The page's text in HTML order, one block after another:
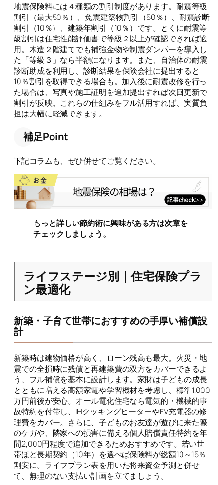
地震保険料には４種類の割引制度があります。耐震等級
割引（最大50％）、免震建築物割引（50％）、耐震診断
割引（10％）、建築年割引（10％）です。とくに耐震等
級割引は住宅性能評価書で等級２以上が確認できれば適
用。木造２階建てでも補強金物や制震ダンパーを導入し
た「等級３」なら半額になります。また、自治体の耐震
診断助成を利用し、診断結果を保険会社に提出すると
10％割引を取得できる場合も。加入後に耐震改修を行っ
た場合は、写真や施工証明を追加提出すれば次回更新で
割引が反映。これらの仕組みをフル活用すれば、実質負
担は大幅に軽減できます。
補足Point
下記コラムも、ぜひ併せてご覧ください。
もっと詳しい節約術に興味がある方は次章を
チェックしましょう。
ライフステージ別｜住宅保険プラ
ン最適化
新築・子育て世帯におすすめの手厚い補償設
計
新築時は建物価格が高く、ローン残高も最大。火災・地
震での全損時に残債と再建築費の双方をカバーできるよ
う、フル補償を基本に設計します。家財は子どもの成長
とともに増える高額家電や学習機材を考慮し、標準1,000
万円前後が安心。オール電化住宅なら電気的・機械的事
故特約を付帯し、IHクッキングヒーターやEV充電器の修
理費をカバー。さらに、子どものお友達が遊びに来た際
のケガや、隣家への損害に備える個人賠償責任特約を年
間2,000円程度で追加できるためおすすめです。若い世
帯ほど長期契約（10年）を選べば保険料が総額10～15％
割安に。ライフプラン表を用いた将来資金予測と併せ
て、無理のない支払い計画を立てましょう。